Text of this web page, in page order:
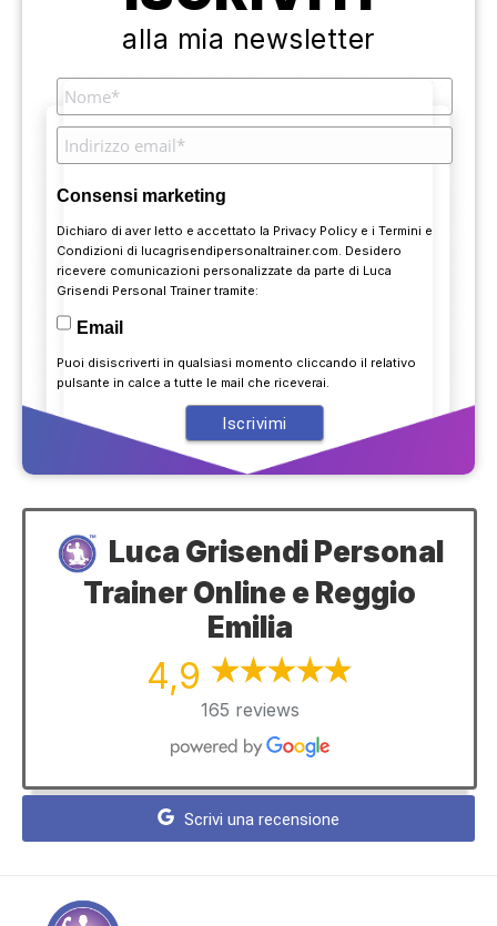
alla mia newsletter
Consensi marketing
Dichiaro di aver letto e accettato la Privacy Policy e iTermini e
Condizioni di lucagrisendipersonaltrainer.com. Desidero
ricevere comunicazioni personalizzate da parte di Luca
Grisendi Personal Trainer tramite:
Email
Puoi disiscriverti in qualsiasi momento cliccando il relativo
pulsante in calce a tutte le mail che riceverai.
Luca Grisendi Personal
Trainer Online e Reggio
Emilia
4,9
165 reviews
Scrivi una recensione